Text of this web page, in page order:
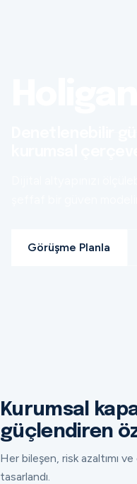
Görüşme Planla
Kurumsal
güçlendiren
Her bileşen, risk azaltımı
tasarlandı.